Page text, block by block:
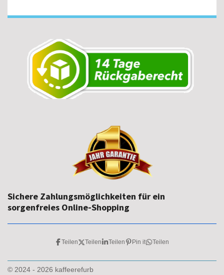
Sichere Zahlungsmöglichkeiten für ein
sorgenfreies Online-Shopping
Teilen Teilen Teilen Pin it Teilen
© 2024 - 2026 kaffeerefurb